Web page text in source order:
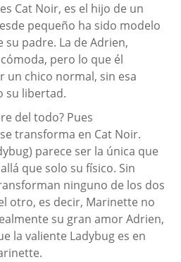
Cat Noir, es el hijo de un
pequeño ha sido modelo
su padre. La de Adrien,
pero lo que él
un chico normal, sin esa
su libertad.
del todo? Pues
transforma en Cat Noir.
parece ser la única que
que solo su físico. Sin
ninguno de los dos
otro, es decir, Marinette no
su gran amor Adrien,
la valiente Ladybug es en